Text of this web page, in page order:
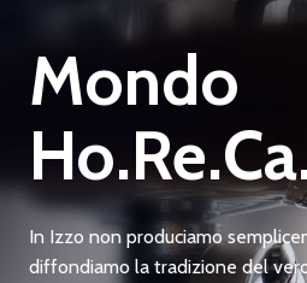
Mondo
In Izzo non produciamo
diffondiamo la tradizione del